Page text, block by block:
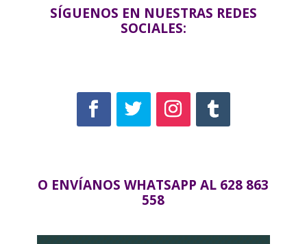
SÍGUENOS EN NUESTRAS REDES
SOCIALES:
O ENVÍANOS WHATSAPP AL 628 863
558